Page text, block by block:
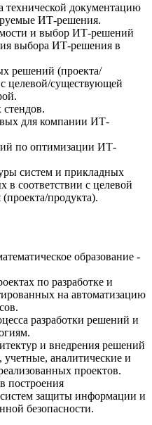
технической документацию
ИТ-решения.
и выбор ИТ-решений
выбора ИТ-решения в
решений (проекта/
целевой/существующей
стендов.
для компании ИТ-
по оптимизации ИТ-
систем и прикладных
в соответствии с целевой
продукта).
образование -
по разработке и
на автоматизацию
разработки решений и
и внедрения решений
аналитические и
проектов.
построения
защиты информации и
безопасности.